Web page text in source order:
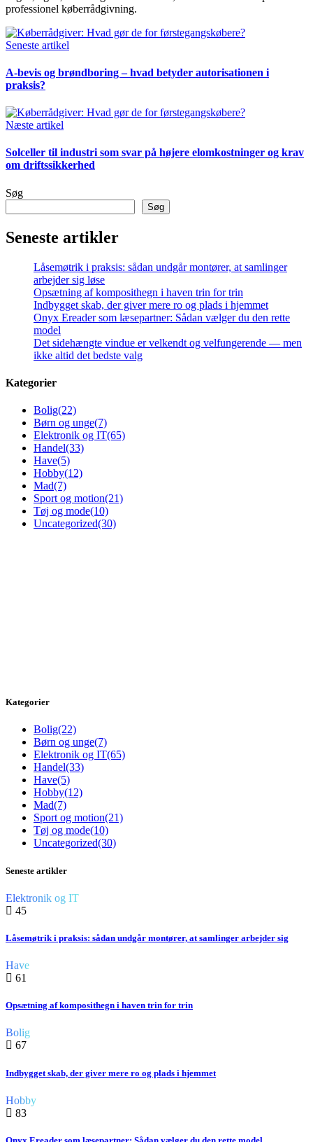
professionel køberrådgivning.
Seneste artikel
A-bevis og brøndboring – hvad betyder autorisationen i
praksis?
Næste artikel
Solceller til industri som svar på højere elomkostninger og krav
om driftssikkerhed
Søg
Søg
Seneste artikler
Låsemøtrik i praksis: sådan undgår montører, at samlinger
arbejder sig løse
Opsætning af komposithegn i haven trin for trin
Indbygget skab, der giver mere ro og plads i hjemmet
Onyx Ereader som læsepartner: Sådan vælger du den rette
model
Det sidehængte vindue er velkendt og velfungerende — men
ikke altid det bedste valg
Kategorier
Bolig(22)
Børn og unge(7)
Elektronik og IT(65)
Handel(33)
Have(5)
Hobby(12)
Mad(7)
Sport og motion(21)
Tøj og mode(10)
Uncategorized(30)
Kategorier
Bolig(22)
Børn og unge(7)
Elektronik og IT(65)
Handel(33)
Have(5)
Hobby(12)
Mad(7)
Sport og motion(21)
Tøj og mode(10)
Uncategorized(30)
Seneste artikler
Elektronik og IT
45
Låsemøtrik i praksis: sådan undgår montører, at samlinger arbejder sig
Have
61
Opsætning af komposithegn i haven trin for trin
Bolig
67
Indbygget skab, der giver mere ro og plads i hjemmet
Hobby
83